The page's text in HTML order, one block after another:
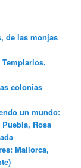
de las monjas
colonias
un mundo:
Rosa
Mallorca,